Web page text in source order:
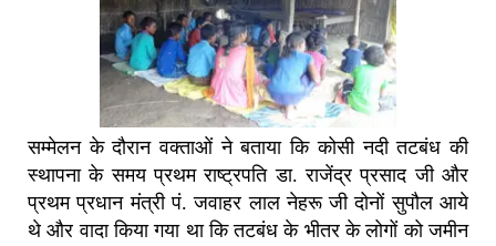
सम्मेलन के दौरान वक्ताओं ने बताया कि कोसी नदी तटबंध की
स्थापना के समय प्रथम राष्ट्रपति डा. राजेंद्र प्रसाद जी और
प्रथम प्रधान मंत्री पं. जवाहर लाल नेहरू जी दोनों सुपौल आये
थे और वादा किया गया था कि तटबंध के भीतर के लोगों को जमीन